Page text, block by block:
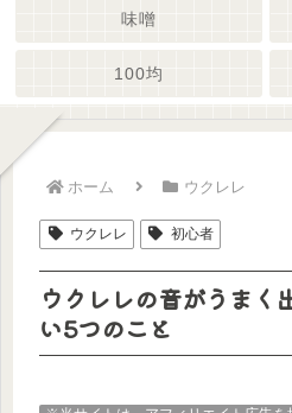
味噌
100均
ホーム ウクレレ
ウクレレ 初心者
ウクレレの音がうまく
い5つのこと